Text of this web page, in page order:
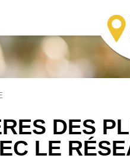
DES
LE